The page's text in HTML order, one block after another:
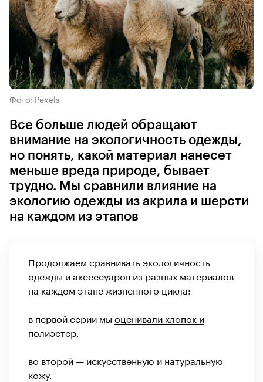
Фото: Pexels
Все больше людей обращают
внимание на экологичность одежды,
но понять, какой материал нанесет
меньше вреда природе, бывает
трудно. Мы сравнили влияние на
экологию одежды из акрила и шерсти
на каждом из этапов
Продолжаем сравнивать экологичность
одежды и аксессуаров из разных материалов
на каждом этапе жизненного цикла:
в первой серии мы оценивали хлопок и
полиэстер
во второй — искусственную и натуральную
кожу.